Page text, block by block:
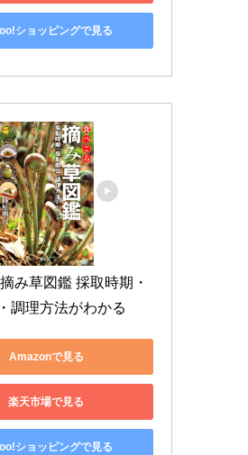
ショッピングで見る
み草図鑑 採取時期・
調理方法がわかる
Amazonで見る
楽天市場で見る
ショッピングで見る